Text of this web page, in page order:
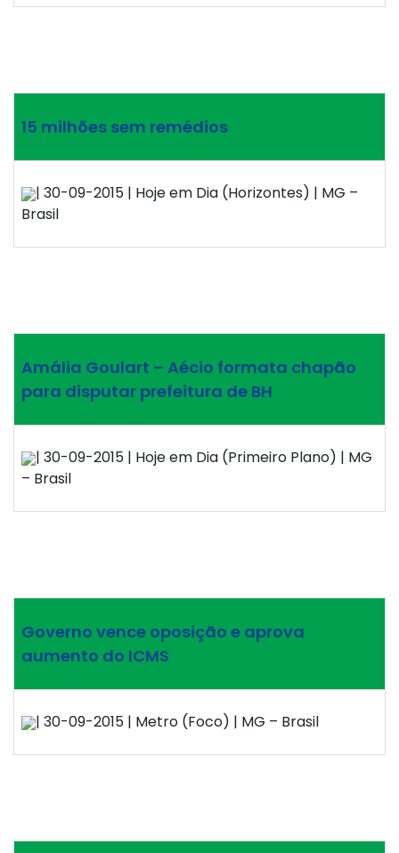
15 milhões sem remédios
| 30-09-2015 | Hoje em Dia (Horizontes) | MG –
Brasil
Amália Goulart – Aécio formata chapão
para disputar prefeitura de BH
| 30-09-2015 | Hoje em Dia (Primeiro Plano) | MG
– Brasil
Governo vence oposição e aprova
aumento do ICMS
| 30-09-2015 | Metro (Foco) | MG – Brasil